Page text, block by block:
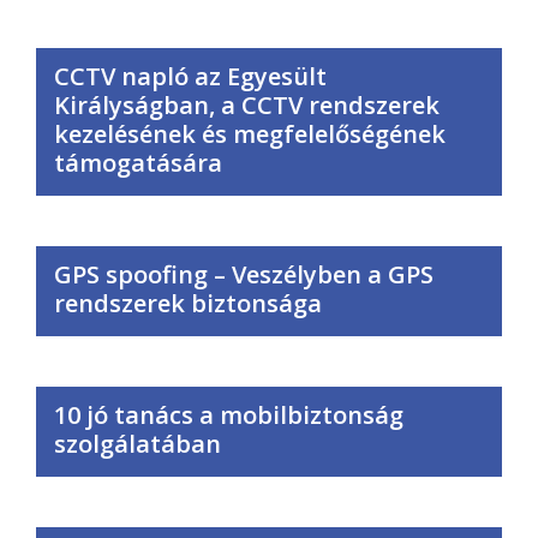
CCTV napló az Egyesült
Királyságban, a CCTV rendszerek
kezelésének és megfelelőségének
támogatására
GPS spoofing – Veszélyben a GPS
rendszerek biztonsága
10 jó tanács a mobilbiztonság
szolgálatában